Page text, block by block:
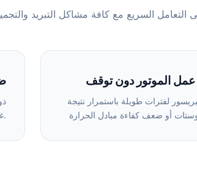
غاز الفريون أو وجود تسريب بدائرة التبريد.
عمل الموتور دون توقف
لفترات طويلة باستمرار نتيجة